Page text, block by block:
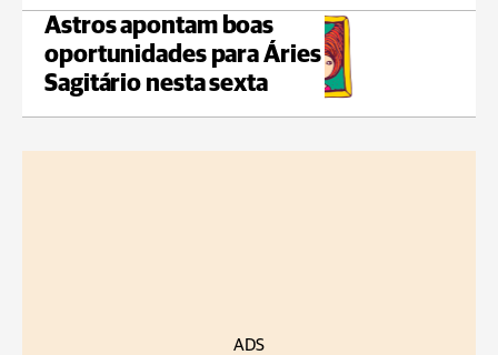
Astros apontam boas
oportunidades para Áries e
Sagitário nesta sexta
ADS